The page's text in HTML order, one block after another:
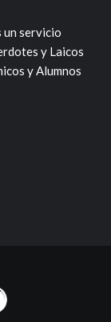
un servicio
y Laicos
y Alumnos